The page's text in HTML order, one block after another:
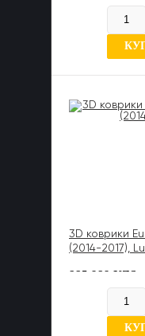
В наличии
3D коврики
(2014-2017),
885 989 UZS
В наличии